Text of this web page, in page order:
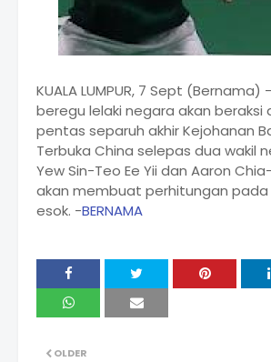
KUALA LUMPUR, 7 Sept
beregu lelaki negara akan beraksi
pentas separuh akhir Kejohanan
Terbuka China selepas dua wakil
Yew Sin-Teo Ee Yii dan Aaron
akan membuat perhitungan pada
esok. -BERNAMA
OLDER